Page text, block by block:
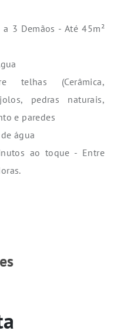
3 Demãos - Até 45m²
telhas (Cerâmica,
pedras naturais,
e paredes
água
ao toque - Entre